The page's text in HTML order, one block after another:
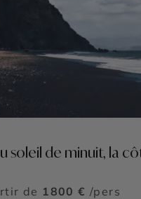
soleil de minuit, la
de 1800 € /pers